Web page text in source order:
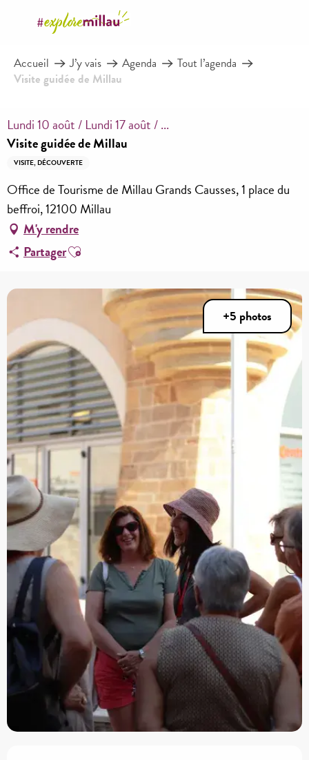
principal
Accueil J’y vais Agenda
Tout l’agenda
Visite guidée de Millau
Lundi 10 août / Lundi 17 août / ...
Visite guidée de Millau
VISITE, DÉCOUVERTE
Office de Tourisme de Millau Grands Causses, 1 place du
beffroi, 12100 Millau
M'y rendre
PartagerAjouter aux favoris
+5 photos